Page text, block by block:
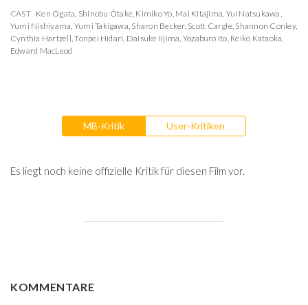
CAST Ken Ogata, Shinobu Ôtake, Kimiko Yo, Mai Kitajima, Yui Natsukawa,
Yumi Nishiyama, Yumi Takigawa, Sharon Becker, Scott Cargle, Shannon Conley,
Cynthia Hartzell,Tonpei Hidari, Daisuke Iijima, Yozaburo Ito, Reiko Kataoka,
Edward MacLeod
MB-Kritik User-Kritiken
Es liegt noch keine offizielle Kritik für diesen Film vor.
KOMMENTARE